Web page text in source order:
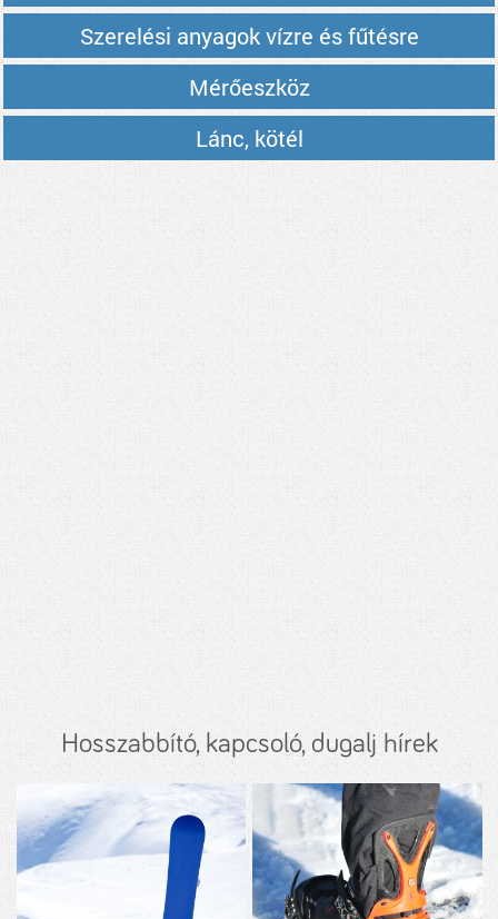
Szerelési anyagok vízre és fűtésre
Mérőeszköz
Lánc, kötél
Hosszabbító, kapcsoló, dugalj hírek